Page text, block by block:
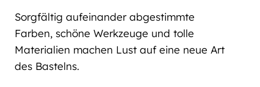
Sorgfältig aufeinander abgestimmte
Farben, schöne Werkzeuge und tolle
Materialien machen Lust auf eine neue Art
des Bastelns.